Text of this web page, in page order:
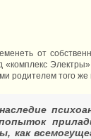
от
«комплекс
родителем того же
как